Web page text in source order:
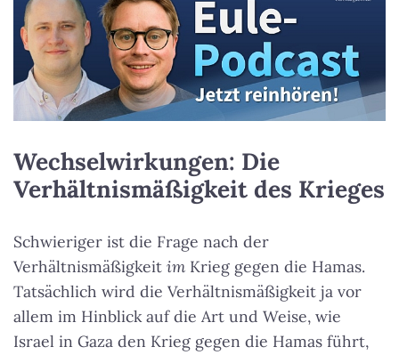
Wechselwirkungen: Die
Verhältnismäßigkeit des Krieges
Schwieriger ist die Frage nach der
Verhältnismäßigkeit im Krieg gegen die Hamas.
Tatsächlich wird die Verhältnismäßigkeit ja vor
allem im Hinblick auf die Art und Weise, wie
Israel in Gaza den Krieg gegen die Hamas führt,